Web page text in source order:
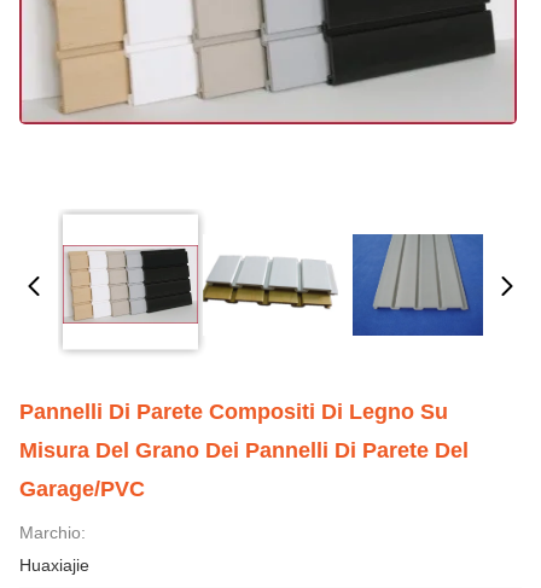
Pannelli Di Parete Compositi Di Legno Su
Misura Del Grano Dei Pannelli Di Parete Del
Garage/PVC
Marchio:
Huaxiajie